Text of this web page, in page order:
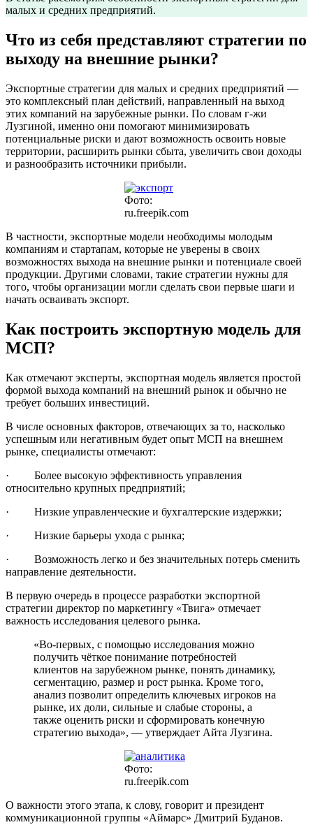
малых и средних предприятий.
Что из себя представляют стратегии по
выходу на внешние рынки?
Экспортные стратегии для малых и средних предприятий —
это комплексный план действий, направленный на выход
этих компаний на зарубежные рынки. По словам г-жи
Лузгиной, именно они помогают минимизировать
потенциальные риски и дают возможность освоить новые
территории, расширить рынки сбыта, увеличить свои доходы
и разнообразить источники прибыли.
Фото:
ru.freepik.com
В частности, экспортные модели необходимы молодым
компаниям и стартапам, которые не уверены в своих
возможностях выхода на внешние рынки и потенциале своей
продукции. Другими словами, такие стратегии нужны для
того, чтобы организации могли сделать свои первые шаги и
начать осваивать экспорт.
Как построить экспортную модель для
МСП?
Как отмечают эксперты, экспортная модель является простой
формой выхода компаний на внешний рынок и обычно не
требует больших инвестиций.
В числе основных факторов, отвечающих за то, насколько
успешным или негативным будет опыт МСП на внешнем
рынке, специалисты отмечают:
· Более высокую эффективность управления
относительно крупных предприятий;
· Низкие управленческие и бухгалтерские издержки;
· Низкие барьеры ухода с рынка;
· Возможность легко и без значительных потерь сменить
направление деятельности.
В первую очередь в процессе разработки экспортной
стратегии директор по маркетингу «Твига» отмечает
важность исследования целевого рынка.
«Во-первых, с помощью исследования можно
получить чёткое понимание потребностей
клиентов на зарубежном рынке, понять динамику,
сегментацию, размер и рост рынка. Кроме того,
анализ позволит определить ключевых игроков на
рынке, их доли, сильные и слабые стороны, а
также оценить риски и сформировать конечную
стратегию выхода», — утверждает Айта Лузгина.
Фото:
ru.freepik.com
О важности этого этапа, к слову, говорит и президент
коммуникационной группы «Аймарс» Дмитрий Буданов.